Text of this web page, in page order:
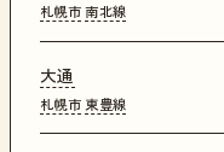
札幌市 南北線
大通
札幌市 東豊線